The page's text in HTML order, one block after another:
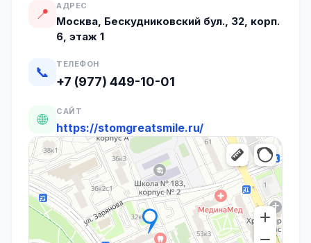
📍 АДРЕС
Москва, Бескудниковский бул., 32, корп.
6, этаж 1
📞 ТЕЛЕФОН
+7 (977) 449-10-01
🌐 САЙТ
https://stomgreatsmile.ru/